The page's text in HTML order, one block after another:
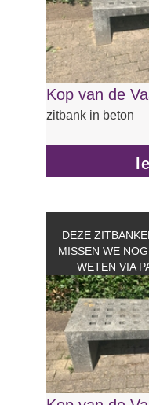
Kop van de
zitbank in beton
DEZE
MISSEN WE
WETEN VIA